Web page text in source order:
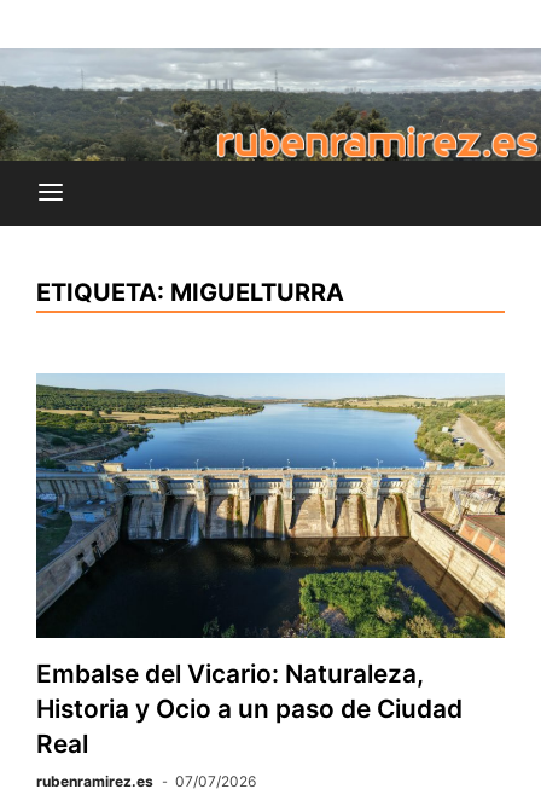
al
contenido
rubenramirez.es
ETIQUETA: MIGUELTURRA
Embalse del Vicario: Naturaleza,
Historia y Ocio a un paso de Ciudad
Real
rubenramirez.es 07/07/2026